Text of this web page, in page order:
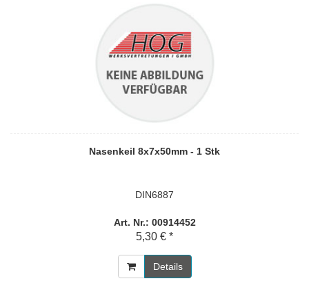
Nasenkeil 8x7x50mm - 1 Stk
DIN6887
Art. Nr.: 00914452
5,30 € *
Details